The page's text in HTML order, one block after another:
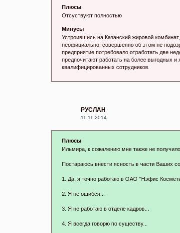
Плюсы
Отсуствуют полностью
Минусы
Устроившись на Казанский жировой
неофициально, совершенно об этом не
предприятие потребовало отработать две
предпочитают работать на более выгодных
квалифицированных сотрудников.
РУСЛАН
11-11-2014
Плюсы
Ильмира, к сожалению мне также не
Постараюсь внести ясность в части Ваших
1. Да, я точно работаю в ОАО "Нэфис
2. Я не ошибся...
3. Я не работаю в отделе кадров...
4. Я всегда говорю по существу...